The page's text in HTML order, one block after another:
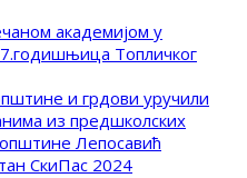
академијом у
Топличког
и грдови уручили
из предшколских
Лепосавић
СкиПас 2024